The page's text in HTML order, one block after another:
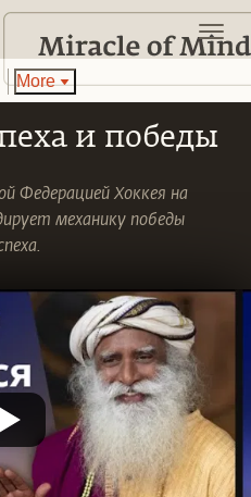
More
и победы
Федерацией Хоккея на
механику победы